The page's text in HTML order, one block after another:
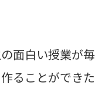
面白い授業が毎
ることができた